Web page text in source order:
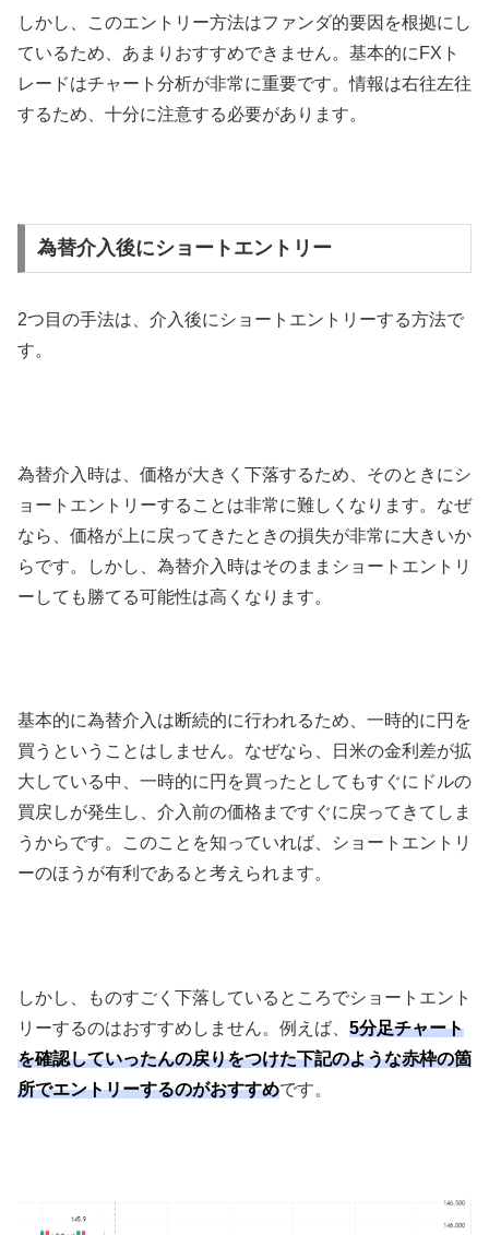
しかし、このエントリー方法はファンダ的要因を根拠にし
ているため、あまりおすすめできません。基本的に FX ト
レードはチャート分析が非常に重要です。情報は右往左往
するため、十分に注意する必要があります。
為替介入後にショートエントリー
2つ目の手法は、介入後にショートエントリーする方法で
す。
為替介入時は、価格が大きく下落するため、そのときにシ
ョートエントリーすることは非常に難しくなります。なぜ
なら、価格が上に戻ってきたときの損失が非常に大きいか
らです。しかし、為替介入時はそのままショートエントリ
ーしても勝てる可能性は高くなります。
基本的に為替介入は断続的に行われるため、一時的に円を
買うということはしません。なぜなら、日米の金利差が拡
大している中、一時的に円を買ったとしてもすぐにドルの
買戻しが発生し、介入前の価格まですぐに戻ってきてしま
うからです。このことを知っていれば、ショートエントリ
ーのほうが有利であると考えられます。
しかし、ものすごく下落しているところでショートエント
リーするのはおすすめしません。例えば、 5分足チャート
を確認していったんの戻りをつけた下記のような赤枠の箇
所でエントリーするのがおすすめです。